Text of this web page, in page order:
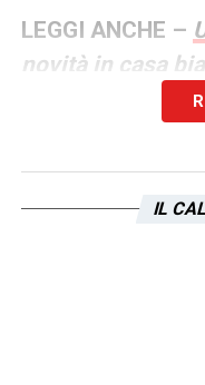
LEGGI ANCHE –
novità in casa
IL